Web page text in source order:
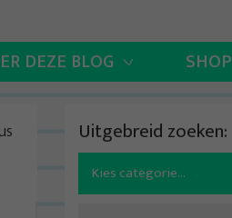
DEZE BLOG SHOP
Uitgebreid zoeken:
Search
for: